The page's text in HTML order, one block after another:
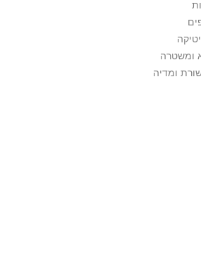
ומשטרה
ומדיה